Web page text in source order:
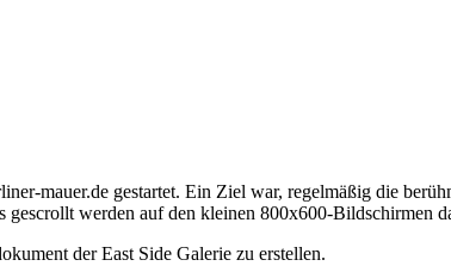
mauer.de gestartet. Ein Ziel war, regelmäßig die
gescrollt werden auf den kleinen 800x600-Bildschirmen
der East Side Galerie zu erstellen.